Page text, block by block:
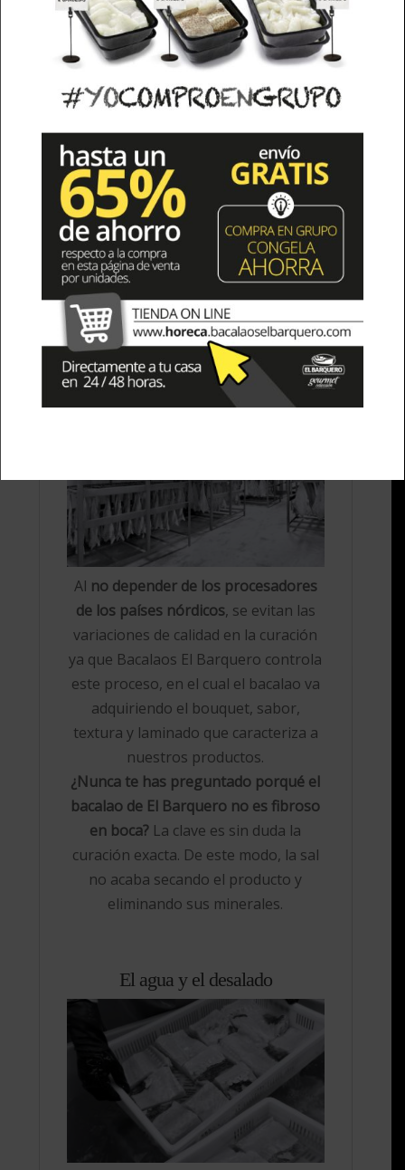
Una vez recibido el bacalao en la
planta de procesado de Bacalaos El
Barquero, se limpia, se desviscera y
comienza el proceso de salazón. En
su fase inicial permanece 2 días en
salmuera donde va tomando poco a
poco la sal.
Después, se coloca durante un
periodo de tiempo controlado en sal
secaespecialmente desarrollada por
El Barquero
con unaspropiedades
únicasen cuanto a minerales
La curación exacta
Al no depender de los procesadores
de los países nórdicos, se evitan las
variaciones de calidad en la curación
ya que Bacalaos El Barquero controla
este proceso, en el cual el bacalao va
adquiriendo el bouquet, sabor,
textura y laminado que caracteriza a
nuestros productos.
¿Nunca te has preguntado porqué el
bacalao de El Barquero no es fibroso
en boca? La clave es sin duda la
curación exacta. De este modo, la sal
no acaba secando el producto y
eliminando sus minerales.
El agua y el desalado